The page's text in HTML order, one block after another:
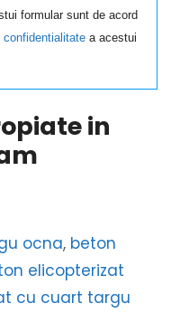
formular sunt de acord
confidentialitate a acestui
in
ocna, beton
elicopterizat
cu cuart targu